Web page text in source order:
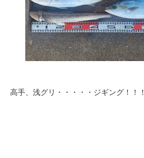
高手、浅グリ・・・・・ジギング！！！